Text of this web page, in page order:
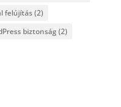
felújítás(2)
biztonság(2)